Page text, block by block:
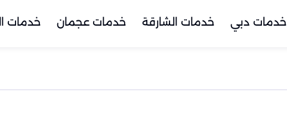
خدمات دبي خدمات الشارقة خدمات عجمان خدمات